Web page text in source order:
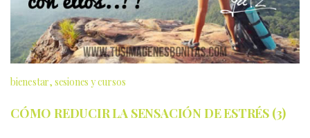
bienestar sesiones y cursos
CÓMO REDUCIR LA SENSACIÓN DE ESTRÉS (3)